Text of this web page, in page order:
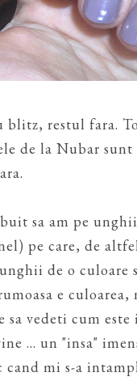
restul fara.
de la Nubar
sa am pe
pe care, de
de o culoare
e
sa vedeti cum
... un "insa"
mi s-a